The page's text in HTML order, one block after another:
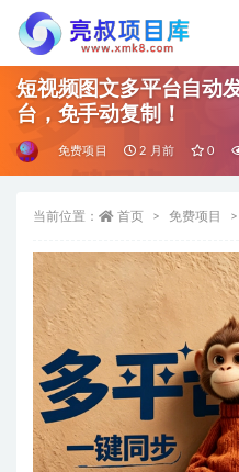
短视频图文多平台自动
台，免手动复制！
免费项目 2 月前 0
当前位置： 首页 免费项目